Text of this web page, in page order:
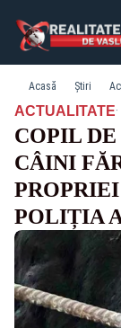
Acasă Știri
ACTUALITATE·
COPIL
CÂINI
POLIȚIA